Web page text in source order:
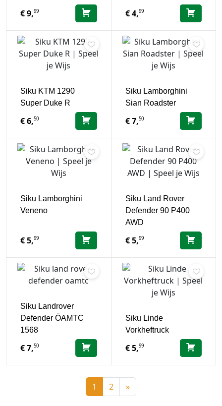
€9,99 €4,99
Siku KTM 1290
Super Duke R
€6,50
Siku Lamborghini
Sian Roadster
€7,50
Siku Lamborghini
Veneno
€5,99
Siku Land Rover
Defender 90 P400
AWD
€5,99
Siku Landrover
Defender ÖAMTC
1568
€7,50
Siku Linde
Vorkheftruck
€5,99
1 2 »